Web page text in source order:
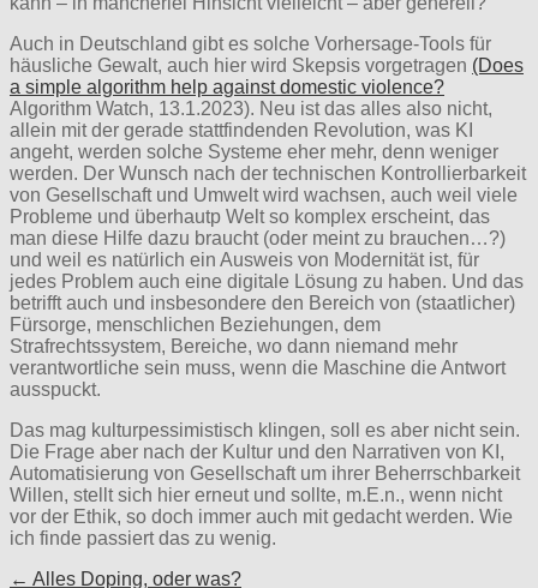
Auch in Deutschland gibt es solche Vorhersage-Tools für
häusliche Gewalt, auch hier wird Skepsis vorgetragen (Does
a simple algorithm help against domestic violence?
Algorithm Watch, 13.1.2023). Neu ist das alles also nicht,
allein mit der gerade stattfindenden Revolution, was KI
angeht, werden solche Systeme eher mehr, denn weniger
werden. Der Wunsch nach der technischen Kontrollierbarkeit
von Gesellschaft und Umwelt wird wachsen, auch weil viele
Probleme und überhautp Welt so komplex erscheint, das
man diese Hilfe dazu braucht (oder meint zu brauchen…?)
und weil es natürlich ein Ausweis von Modernität ist, für
jedes Problem auch eine digitale Lösung zu haben. Und das
betrifft auch und insbesondere den Bereich von (staatlicher)
Fürsorge, menschlichen Beziehungen, dem
Strafrechtssystem, Bereiche, wo dann niemand mehr
verantwortliche sein muss, wenn die Maschine die Antwort
ausspuckt.
Das mag kulturpessimistisch klingen, soll es aber nicht sein.
Die Frage aber nach der Kultur und den Narrativen von KI,
Automatisierung von Gesellschaft um ihrer Beherrschbarkeit
Willen, stellt sich hier erneut und sollte, m.E.n., wenn nicht
vor der Ethik, so doch immer auch mit gedacht werden. Wie
ich finde passiert das zu wenig.
Post
← Alles Doping, oder was?